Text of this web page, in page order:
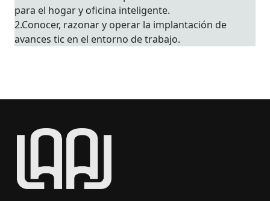
para el hogar y oficina inteligente.
2.Conocer, razonar y operar la implantación de
avances tic en el entorno de trabajo.